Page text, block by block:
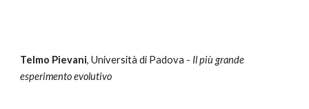
Telmo Pievani, Università di Padova - Il più grande
esperimento evolutivo